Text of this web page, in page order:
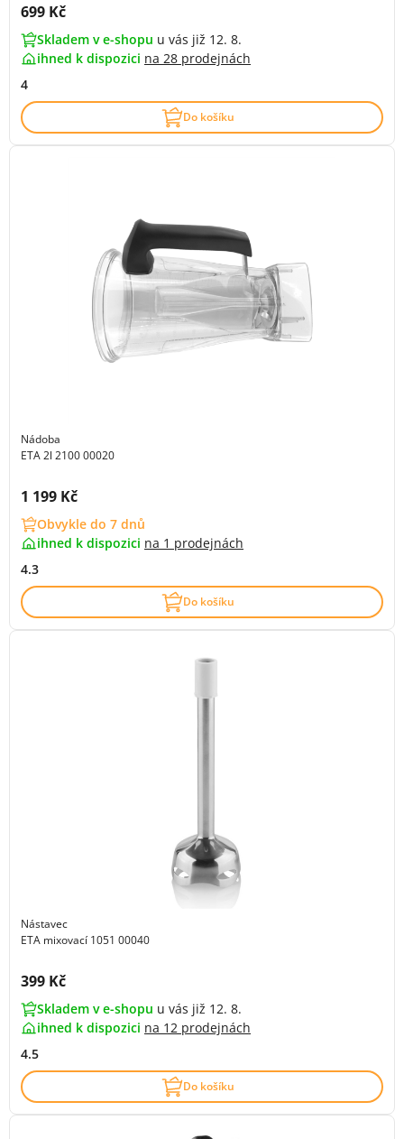
Cena s DPH:
699 Kč
Skladem v e-shopu u vás již 12. 8.
ihned k dispozici na 28 prodejnách
4
Do košíku
Nádoba
ETA 2l 2100 00020
Cena s DPH:
1 199 Kč
Obvykle do 7 dnů
ihned k dispozici na 1 prodejnách
4.3
Do košíku
Nástavec
ETA mixovací 1051 00040
Cena s DPH:
399 Kč
Skladem v e-shopu u vás již 12. 8.
ihned k dispozici na 12 prodejnách
4.5
Do košíku